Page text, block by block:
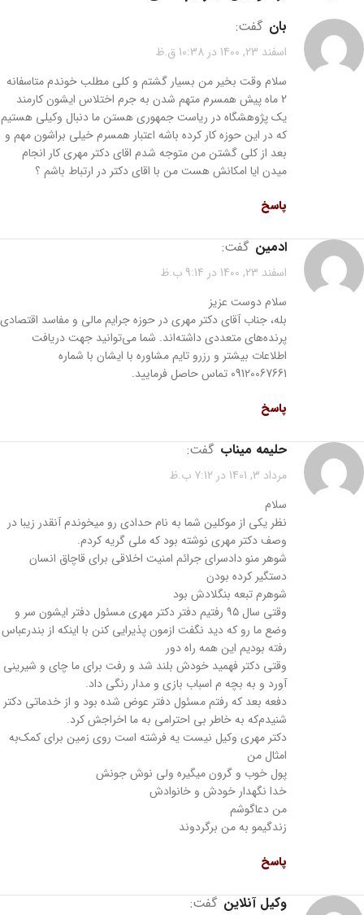
بان گفت:
اسفند 23, 1400 در 10:38 ق.ظ
سلام وقت بخیر من بسیار گشتم و کلی مطلب خوندم متاسفانه
2 ماه پیش همسرم متهم شدن به جرم اختلاس ایشون کارمند
یک پژوهشگاه در ریاست جمهوری هستن ما دنبال وکیلی هستیم
که در این حوزه کار کرده باشه اعتبار همسرم خیلی براشون مهم و
بعد از کلی گشتن من متوجه شدم اقای دکتر مهری کار انجام
میدن ایا امکانش هست من با اقای دکتر در ارتباط باشم ؟
پاسخ
ادمین گفت:
اسفند 23, 1400 در 9:14 ب.ظ
سلام دوست عزیز
بله، جناب آقای دکتر مهری در حوزه جرایم مالی و مفاسد اقتصادی
پرنده‌های متعددی داشته‌اند. شما می‌توانید جهت دریافت
اطلاعات بیشتر و رزرو تایم مشاوره با ایشان با شماره
09120067661 تماس حاصل فرمایید.
پاسخ
حليمه میناب گفت:
مرداد 3, 1401 در 7:12 ب.ظ
سلام
نظر یکی از موکلین شما به نام حدادی رو میخوندم آنقدر زیبا در
وصف دکتر مهری نوشته بود که ملی گریه کردم.
شوهر منو دادسرای جرائم امنیت اخلاقی برای قاچاق انسان
دستگیر‌ کرده بودن
شوهرم تبعه بنگلادش بود
وقتی سال ۹۵ رفتیم دفتر دکتر مهری مسئول دفتر ایشون سر و
وضع ما رو که دید نگفت ازمون پذیرایی کنن با اینکه از بندرعباس
رفته بودیم این همه راه دور
وقتی دکتر فهمید خودش بلند شد و رفت برای ما چای و شیرینی
آورد و به بچه م اسباب بازی و مدار رنگی داد.
دفعه بعد که رفتم مسئول دفتر عوض شده بود و از خدماتی دکتر
شنیدم‌که به خاطر بی احترامی به ما اخراجش کرد.
دکتر مهری وکیل نیست یه فرشته است روی زمین برای کمک‌به
امثال من
پول خوب و گرون میگیره ولی نوش جونش
خدا نگهدار خودش و خانوادش
من دعاگوشم
زندگیمو به من برگردوند
پاسخ
وکیل آنلاین گفت: